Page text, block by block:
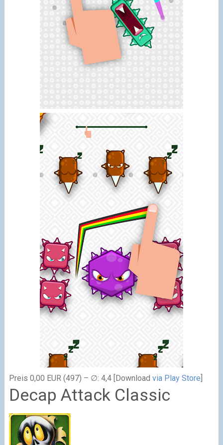
Preis 0,00 EUR (497) – ∅: 4,4 [Download via Play Store]
Decap Attack Classic